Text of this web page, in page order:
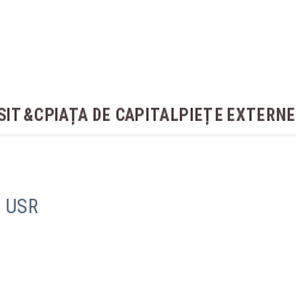
IT&C PIAȚA DE CAPITALPIEȚE EXTERNE
USR